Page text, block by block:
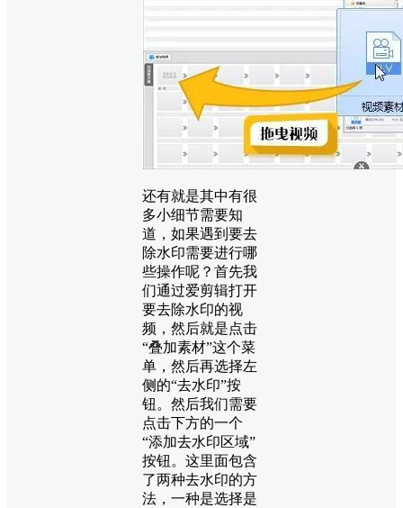
还有就是其中有很
多小细节需要知
道，如果遇到要去
除水印需要进行哪
些操作呢？首先我
们通过爱剪辑打开
要去除水印的视
频，然后就是点击
“叠加素材”这个菜
单，然后再选择左
侧的“去水印”按
钮。然后我们需要
点击下方的一个
“添加去水印区域”
按钮。这里面包含
了两种去水印的方
法，一种是选择是